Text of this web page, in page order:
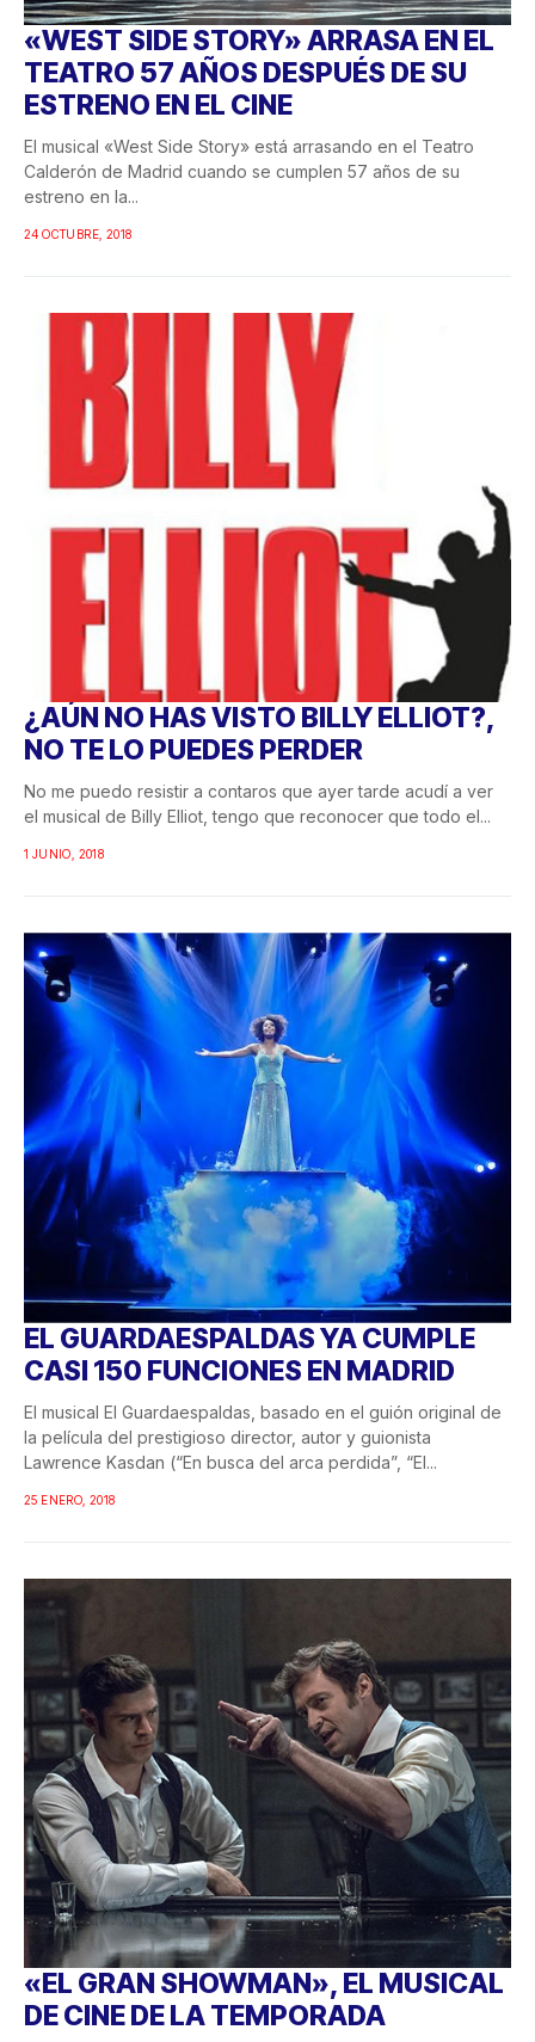
«WEST SIDE STORY» ARRASA EN EL
TEATRO 57 AÑOS DESPUÉS DE SU
ESTRENO EN EL CINE
El musical «West Side Story» está arrasando en el Teatro
Calderón de Madrid cuando se cumplen 57 años de su
estreno en la...
24 OCTUBRE, 2018
¿AÚN NO HAS VISTO BILLY ELLIOT?,
NO TE LO PUEDES PERDER
No me puedo resistir a contaros que ayer tarde acudí a ver
el musical de Billy Elliot, tengo que reconocer que todo el...
1 JUNIO, 2018
EL GUARDAESPALDAS YA CUMPLE
CASI 150 FUNCIONES EN MADRID
El musical El Guardaespaldas, basado en el guión original de
la película del prestigioso director, autor y guionista
Lawrence Kasdan (“En busca del arca perdida”, “El...
25 ENERO, 2018
«EL GRAN SHOWMAN», EL MUSICAL
DE CINE DE LA TEMPORADA